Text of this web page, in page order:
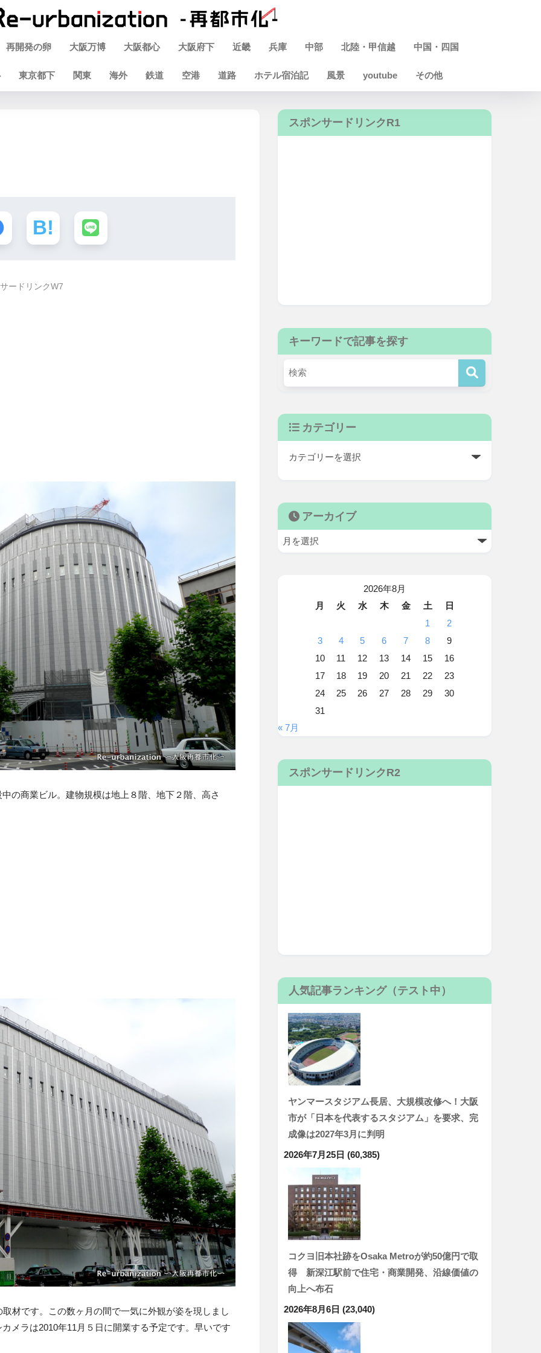
再開発の卵 大阪万博 大阪都心 大阪府下 近畿 兵庫 中部 北陸・甲信越 中国・四国
東京都下 関東 海外 鉄道 空港 道路 ホテル宿泊記 風景 youtube その他
ードリンクW7
の商業ビル。建物規模は地上８階、地下２階、高さ
材です。この数ヶ月の間で一気に外観が姿を現しまし
メラは2010年11月５日に開業する予定です。早いです
スポンサードリンクR1
キーワードで記事を探す
カテゴリー
アーカイブ
2026年8月
月
火 水 木 金 土
日
1
2
3
4 5 6 7 8
9
10
11 12 13 14 15
16
17
18 19 20 21 22
23
24
25 26 27 28 29
30
31
« 7月
スポンサードリンクR2
人気記事ランキング（テスト中）
ヤンマースタジアム長居、大規模改修へ！大阪
市が「日本を代表するスタジアム」を要求、完
成像は2027年3月に判明
2026年7月25日 (60,385)
コクヨ旧本社跡をOsaka Metroが約50億円で取
得 新深江駅前で住宅・商業開発、沿線価値の
向上へ布石
2026年8月6日 (23,040)